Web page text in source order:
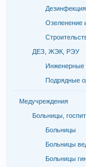
Озеленение
ДЕЗ, ЖЭК, РЭУ
Инженерные
Подрядные
Медучреждения
Больницы,
Больницы
Больницы
Больницы